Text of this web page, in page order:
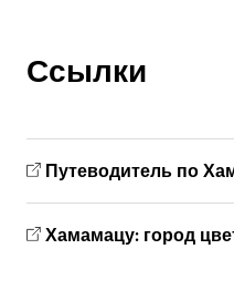
Ссылки
Путеводитель по
Хамамацу: город